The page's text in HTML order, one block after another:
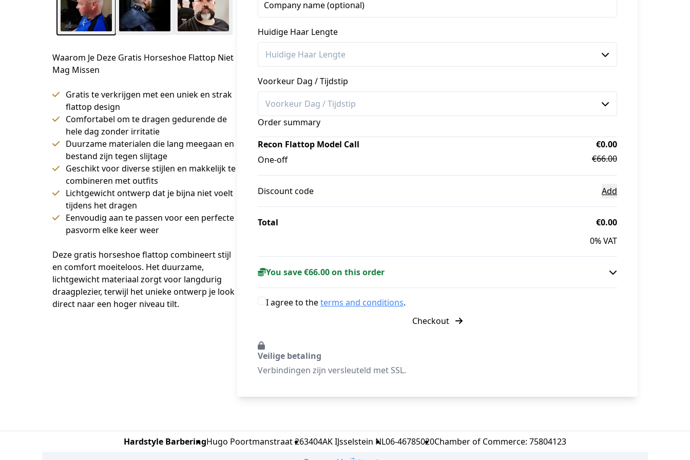
Waarom Je Deze Gratis Horseshoe Flattop Niet
Mag Missen
Gratis te verkrijgen met een uniek en strak
flattop design
Comfortabel om te dragen gedurende de
hele dag zonder irritatie
Duurzame materialen die lang meegaan en
bestand zijn tegen slijtage
Geschikt voor diverse stijlen en makkelijk te
combineren met outfits
Lichtgewicht ontwerp dat je bijna niet voelt
tijdens het dragen
Eenvoudig aan te passen voor een perfecte
pasvorm elke keer weer
Deze gratis horseshoe flattop combineert stijl
en comfort moeiteloos. Het duurzame,
lichtgewicht materiaal zorgt voor langdurig
draagplezier, terwijl het unieke ontwerp je look
direct naar een hoger niveau tilt.
Company name (optional)
Huidige Haar Lengte
Voorkeur Dag / Tijdstip
Order summary
Recon Flattop Model Call
One-off
€0.00
€66.00
Discount code Add
Total
€0.00
0% VAT
You save €66.00 on this order
I agree to theterms and conditions.
Checkout
Veilige betaling
Verbindingen zijn versleuteld met SSL.
Hardstyle BarberingHugo Poortmanstraat 263404AK IJsselstein NL06-46785020Chamber of Commerce: 75804123